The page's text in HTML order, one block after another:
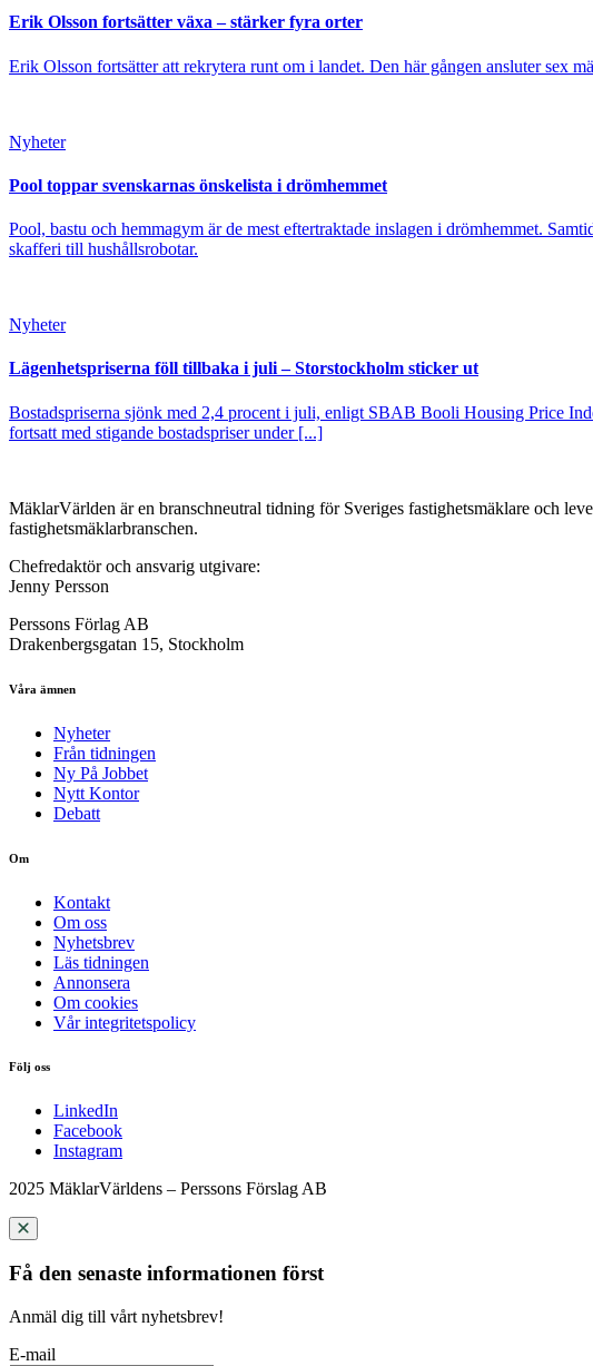
Erik Olsson fortsätter växa – stärker fyra orter
Erik Olsson fortsätter att rekrytera runt om i landet. Den här gången ansluter sex
Nyheter
Pool toppar svenskarnas önskelista i drömhemmet
Pool, bastu och hemmagym är de mest eftertraktade inslagen i drömhemmet.
skafferi till hushållsrobotar.
Nyheter
Lägenhetspriserna föll tillbaka i juli – Storstockholm sticker ut
Bostadspriserna sjönk med 2,4 procent i juli, enligt SBAB Booli Housing Price
fortsatt med stigande bostadspriser under [...]
MäklarVärlden är en branschneutral tidning för Sveriges fastighetsmäklare och
fastighetsmäklarbranschen.
Chefredaktör och ansvarig utgivare:
Jenny Persson
Perssons Förlag AB
Drakenbergsgatan 15, Stockholm
Våra ämnen
Nyheter
Från tidningen
Ny På Jobbet
Nytt Kontor
Debatt
Om
Kontakt
Om oss
Nyhetsbrev
Läs tidningen
Annonsera
Om cookies
Vår integritetspolicy
Följ oss
LinkedIn
Facebook
Instagram
2025 MäklarVärldens – Perssons Förslag AB
Få den senaste informationen först
Anmäl dig till vårt nyhetsbrev!
E-mail